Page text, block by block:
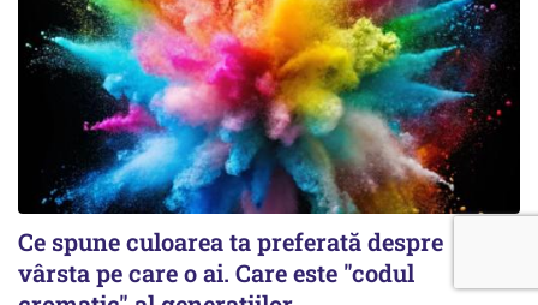
Ce spune culoarea ta preferată despre
vârsta pe care o ai. Care este "codul